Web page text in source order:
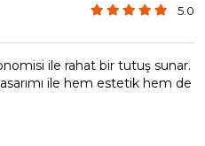
5.0
ile rahat bir tutuş sunar.
ile hem estetik hem de